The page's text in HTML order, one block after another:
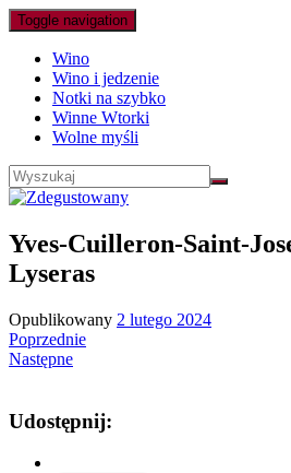
Toggle navigation
Wino
Wino i jedzenie
Notki na szybko
Winne Wtorki
Wolne myśli
Yves-Cuilleron-Saint-
Lyseras
Opublikowany 2 lutego 2024
Poprzednie
Następne
Udostępnij: